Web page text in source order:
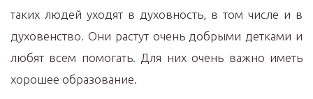
таких людей уходят в духовность, в том числе и в
духовенство. Они растут очень добрыми детками и
любят всем помогать. Для них очень важно иметь
хорошее образование.